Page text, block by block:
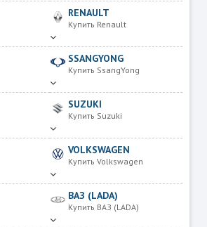
RENAULT
Купить Renault
SSANGYONG
Купить SsangYong
SUZUKI
Купить Suzuki
VOLKSWAGEN
Купить Volkswagen
ВАЗ (LADA)
Купить ВАЗ (LADA)